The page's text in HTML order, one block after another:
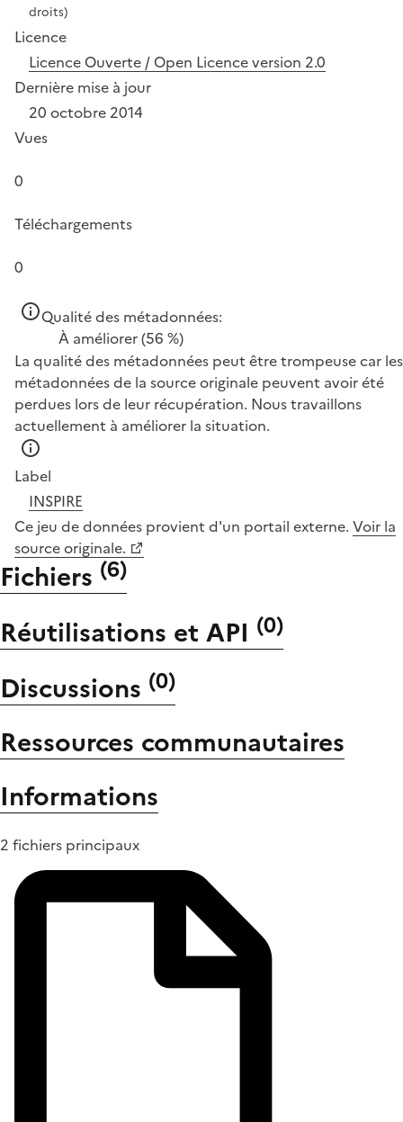
droits)
Licence
Licence Ouverte / Open Licence version 2.0
Dernière mise à jour
20 octobre 2014
Vues
0
Téléchargements
0
Qualité des métadonnées:
À améliorer(56 %)
La qualité des métadonnées peut être trompeuse car les
métadonnées de la source originale peuvent avoir été
perdues lors de leur récupération. Nous travaillons
actuellement à améliorer la situation.
Label
INSPIRE
Ce jeu de données provient d'un portail externe. Voir la
source originale.
Fichiers (6)
Réutilisations et API (0)
Discussions (0)
Ressources communautaires
Informations
2 fichiers principaux